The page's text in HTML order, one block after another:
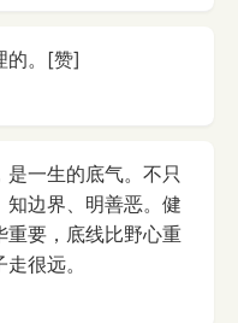
的。[赞]
一生的底气。不只
知边界、明善恶。健
重要，底线比野心重
很远。